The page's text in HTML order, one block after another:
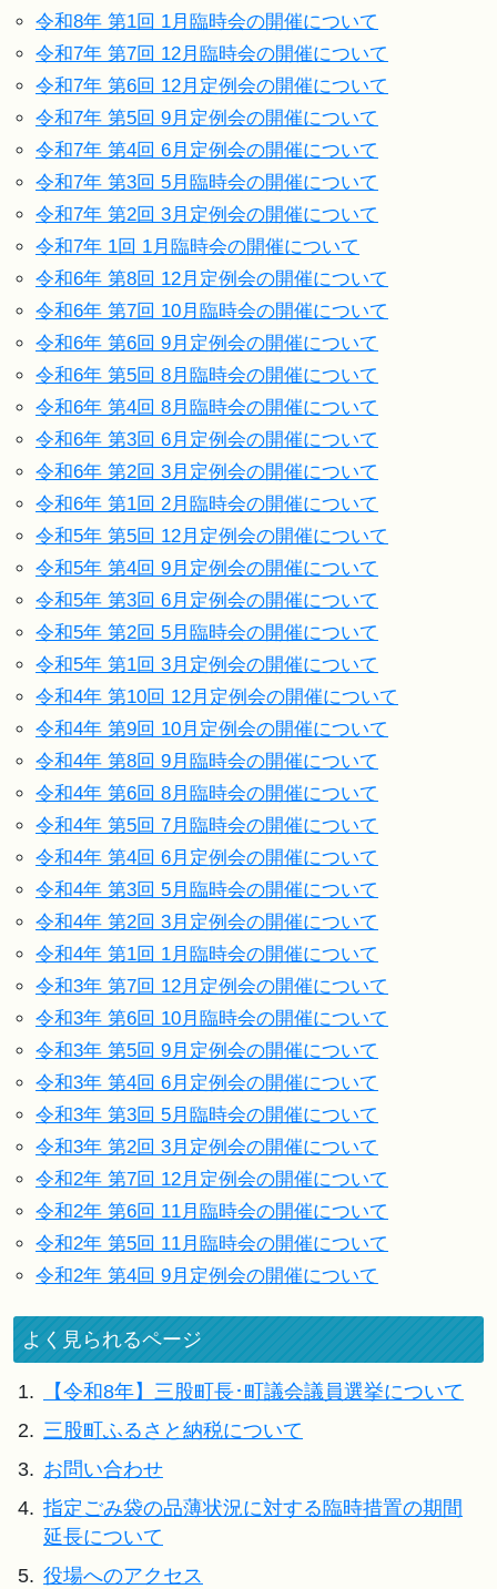
令和8年 第1回 1月臨時会の開催について
令和7年 第7回 12月臨時会の開催について
令和7年 第6回 12月定例会の開催について
令和7年 第5回 9月定例会の開催について
令和7年 第4回 6月定例会の開催について
令和7年 第3回 5月臨時会の開催について
令和7年 第2回 3月定例会の開催について
令和7年 1回 1月臨時会の開催について
令和6年 第8回 12月定例会の開催について
令和6年 第7回 10月臨時会の開催について
令和6年 第6回 9月定例会の開催について
令和6年 第5回 8月臨時会の開催について
令和6年 第4回 8月臨時会の開催について
令和6年 第3回 6月定例会の開催について
令和6年 第2回 3月定例会の開催について
令和6年 第1回 2月臨時会の開催について
令和5年 第5回 12月定例会の開催について
令和5年 第4回 9月定例会の開催について
令和5年 第3回 6月定例会の開催について
令和5年 第2回 5月臨時会の開催について
令和5年 第1回 3月定例会の開催について
令和4年 第10回 12月定例会の開催について
令和4年 第9回 10月定例会の開催について
令和4年 第8回 9月臨時会の開催について
令和4年 第6回 8月臨時会の開催について
令和4年 第5回 7月臨時会の開催について
令和4年 第4回 6月定例会の開催について
令和4年 第3回 5月臨時会の開催について
令和4年 第2回 3月定例会の開催について
令和4年 第1回 1月臨時会の開催について
令和3年 第7回 12月定例会の開催について
令和3年 第6回 10月臨時会の開催について
令和3年 第5回 9月定例会の開催について
令和3年 第4回 6月定例会の開催について
令和3年 第3回 5月臨時会の開催について
令和3年 第2回 3月定例会の開催について
令和2年 第7回 12月定例会の開催について
令和2年 第6回 11月臨時会の開催について
令和2年 第5回 11月臨時会の開催について
令和2年 第4回 9月定例会の開催について
よく見られるページ
1.
【令和8年】三股町長･町議会議員選挙について
2. 三股町ふるさと納税について
3. お問い合わせ
4. 指定ごみ袋の品薄状況に対する臨時措置の期間
延長について
5. 役場へのアクセス